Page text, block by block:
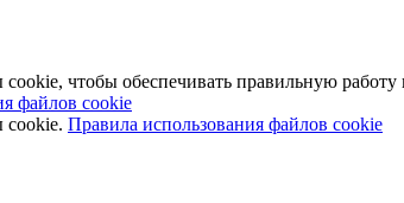
чтобы обеспечивать правильную работу
файлов cookie
Правила использования файлов cookie